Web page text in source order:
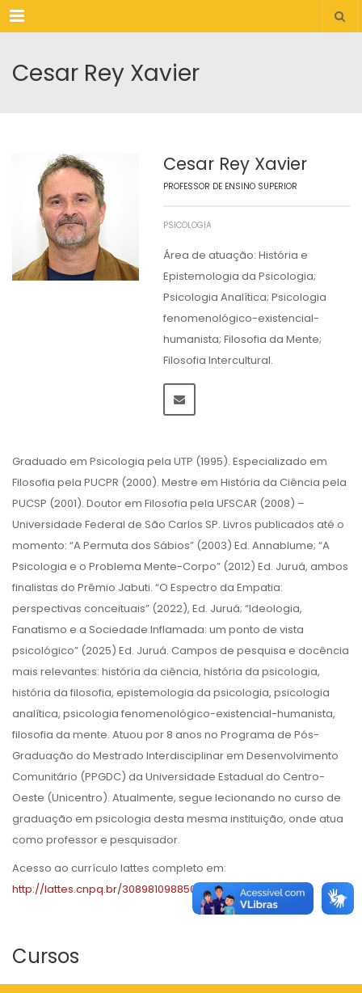
Menu
Cesar Rey Xavier
Cesar Rey Xavier
PROFESSOR DE ENSINO SUPERIOR
PSICOLOGIA
Área de atuação: História e
Epistemologia da Psicologia;
Psicologia Analítica; Psicologia
fenomenológico-existencial-
humanista; Filosofia da Mente;
Filosofia Intercultural.
Graduado em Psicologia pela UTP (1995). Especializado em
Filosofia pela PUCPR (2000). Mestre em História da Ciência pela
PUCSP (2001). Doutor em Filosofia pela UFSCAR (2008) –
Universidade Federal de São Carlos SP. Livros publicados até o
momento: “A Permuta dos Sábios” (2003) Ed. Annablume; “A
Psicologia e o Problema Mente-Corpo” (2012) Ed. Juruá, ambos
finalistas do Prêmio Jabuti. “O Espectro da Empatia:
perspectivas conceituais” (2022), Ed. Juruá; “Ideologia,
Fanatismo e a Sociedade Inflamada: um ponto de vista
psicológico” (2025) Ed. Juruá. Campos de pesquisa e docência
mais relevantes: história da ciência, história da psicologia,
história da filosofia, epistemologia da psicologia, psicologia
analítica, psicologia fenomenológico-existencial-humanista,
filosofia da mente. Atuou por 8 anos no Programa de Pós-
Graduação do Mestrado Interdisciplinar em Desenvolvimento
Comunitário (PPGDC) da Universidade Estadual do Centro-
Oeste (Unicentro). Atualmente, segue lecionando no curso de
graduação em psicologia desta mesma instituição, onde atua
como professor e pesquisador.
Acesso ao currículo lattes completo em:
http://lattes.cnpq.br/3089810988505514
Cursos